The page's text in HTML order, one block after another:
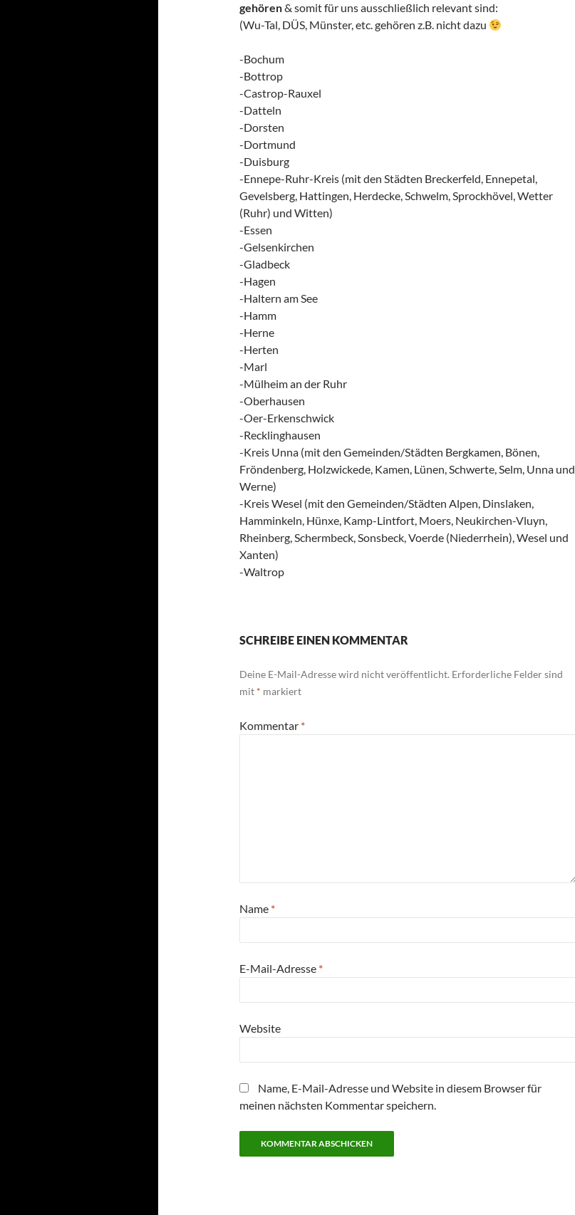
gehören& somit für uns ausschließlich relevant sind:
(Wu-Tal, DÜS, Münster, etc. gehören z.B. nicht dazu
-Bochum
-Bottrop
-Castrop-Rauxel
-Datteln
-Dorsten
-Dortmund
-Duisburg
-Ennepe-Ruhr-Kreis (mit den Städten Breckerfeld, Ennepetal,
Gevelsberg, Hattingen, Herdecke, Schwelm, Sprockhövel, Wetter
(Ruhr) und Witten)
-Essen
-Gelsenkirchen
-Gladbeck
-Hagen
-Haltern am See
-Hamm
-Herne
-Herten
-Marl
-Mülheim an der Ruhr
-Oberhausen
-Oer-Erkenschwick
-Recklinghausen
-Kreis Unna (mit den Gemeinden/Städten Bergkamen, Bönen,
Fröndenberg, Holzwickede, Kamen, Lünen, Schwerte, Selm, Unna und
Werne)
-Kreis Wesel (mit den Gemeinden/Städten Alpen, Dinslaken,
Hamminkeln, Hünxe, Kamp-Lintfort, Moers, Neukirchen-Vluyn,
Rheinberg, Schermbeck, Sonsbeck, Voerde (Niederrhein), Wesel und
Xanten)
-Waltrop
SCHREIBE EINEN KOMMENTAR
Deine E-Mail-Adresse wird nicht veröffentlicht. Erforderliche Felder sind
mit * markiert
Kommentar *
Name *
E-Mail-Adresse *
Website
Name, E-Mail-Adresse und Website in diesem Browser für
meinen nächsten Kommentar speichern.